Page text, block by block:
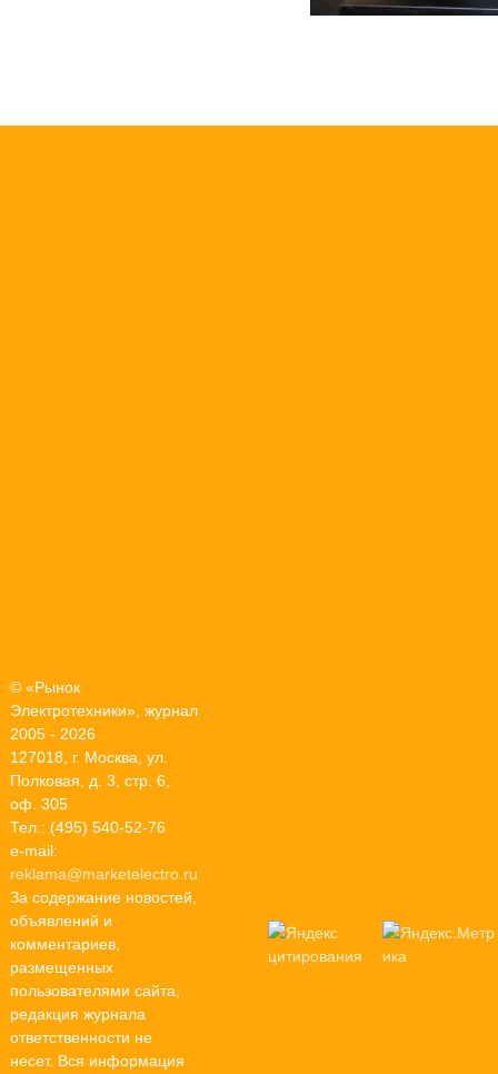
© «Рынок
Электротехники», журнал
2005 - 2026
127018, г. Москва, ул.
Полковая, д. 3, стр. 6,
оф. 305
Тел.: (495) 540-52-76
e-mail:
reklama@marketelectro.ru
За содержание новостей,
объявлений и
комментариев,
размещенных
пользователями сайта,
редакция журнала
ответственности не
несет. Вся информация